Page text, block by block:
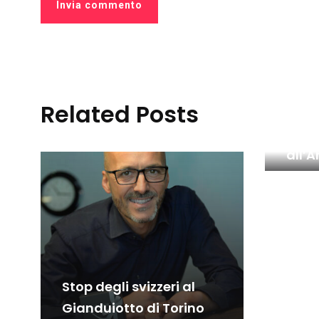
Related Posts
Stop degli svizzeri al
Gianduiotto di Torino